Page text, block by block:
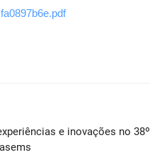
e inovações no 38º